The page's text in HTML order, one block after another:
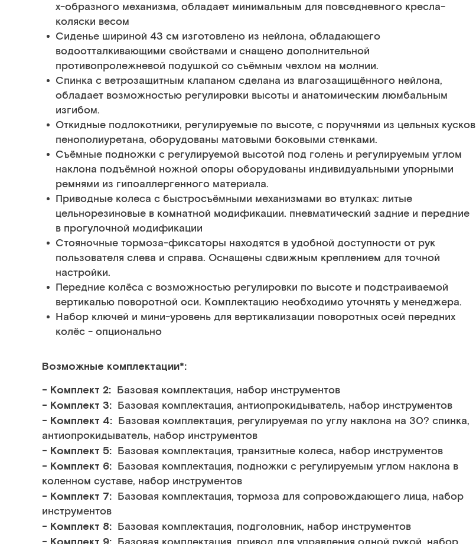
х-образного механизма, обладает минимальным для повседневного кресла-
коляски весом
Сиденье шириной 43 см изготовленo из нейлона, обладающего
водоотталкивающими свойствами и снащено дополнительной
противопролежневой подушкой со съёмным чехлом на молнии.
Спинка с ветрозащитным клапаном сделана из влагозащищённого нейлона,
обладает возможностью регулировки высоты и анатомическим люмбальным
изгибом.
Откидные подлокотники, регулируемые по высоте, с поручнями из цельных кусков
пенополиуретана, оборудованы матовыми боковыми стенками.
Съёмные подножки с регулируемой высотой под голень и регулируемым углом
наклона подъёмной ножной опоры оборудованы индивидуальными упорными
ремнями из гипоаллергенного материала.
Приводные колеса с быстросъёмными механизмами во втулках: литые
цельнорезиновые в комнатной модификации. пневматический задние и передние
в прогулочной модификации
Стояночные тормоза-фиксаторы находятся в удобной доступности от рук
пользователя слева и справа. Оснащены сдвижным креплением для точной
настройки.
Передние колёса с возможностью регулировки по высоте и подстраиваемой
вертикалью поворотной оси. Комплектацию необходимо уточнять у менеджера.
Набор ключей и мини-уровень для вертикализации поворотных осей передних
колёс - опционально
Возможные комплектации*:
- Комплект 2: Базовая комплектация, набор инструментов
- Комплект 3: Базовая комплектация, антиопрокидыватель, набор инструментов
- Комплект 4: Базовая комплектация, регулируемая по углу наклона на 30? спинка,
антиопрокидыватель, набор инструментов
- Комплект 5: Базовая комплектация, транзитные колеса, набор инструментов
- Комплект 6: Базовая комплектация, подножки с регулируемым углом наклона в
коленном суставе, набор инструментов
- Комплект 7: Базовая комплектация, тормоза для сопровождающего лица, набор
инструментов
- Комплект 8: Базовая комплектация, подголовник, набор инструментов
- Комплект 9: